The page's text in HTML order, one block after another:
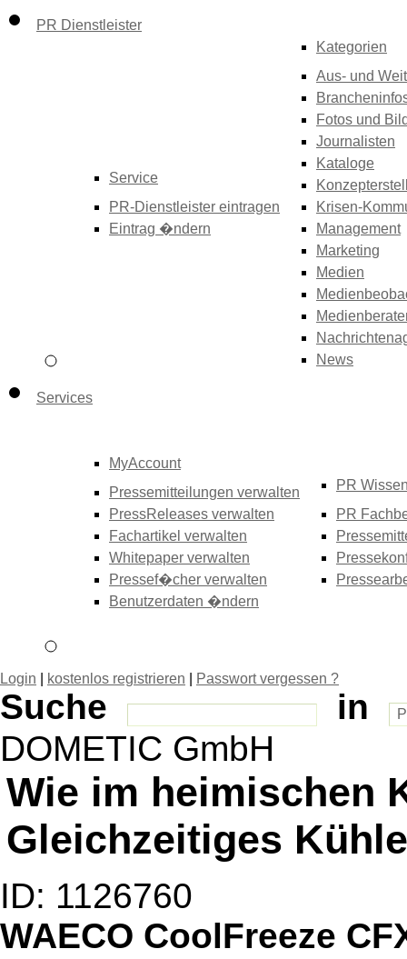
PR Dienstleister
Service
PR-Dienstleister eintragen
Eintrag �ndern
Kategorien
Aus- und
Fotos und
Journalisten
Kataloge
Krisen-
Management
Marketing
Medien
News
Services
MyAccount
Pressemitteilungen verwalten
PressReleases verwalten
Fachartikel verwalten
Whitepaper verwalten
Pressef�cher verwalten
Benutzerdaten �ndern
PR
PR
Login kostenlos registrieren Passwort vergessen ?
Suche
in
DOMETIC GmbH
Wie im heimischen
Gleichzeitiges
ID: 1126760
WAECO CoolFreeze